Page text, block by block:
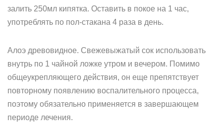
залить 250мл кипятка. Оставить в покое на 1 час,
употреблять по пол-стакана 4 раза в день.
Алоэ древовидное. Свежевыжатый сок использовать
внутрь по 1 чайной ложке утром и вечером. Помимо
общеукрепляющего действия, он еще препятствует
повторному появлению воспалительного процесса,
поэтому обязательно применяется в завершающем
периоде лечения.